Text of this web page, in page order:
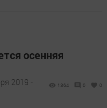
осенняя
2019 -
1364 0 0